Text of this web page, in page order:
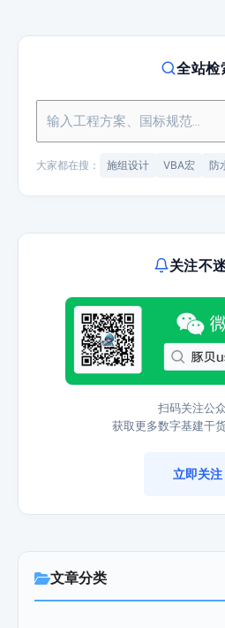
全站检
大家都在搜： 施组设计 VBA宏 防
关注不
扫码关注公
获取更多数字基建干
立即关注
文章分类